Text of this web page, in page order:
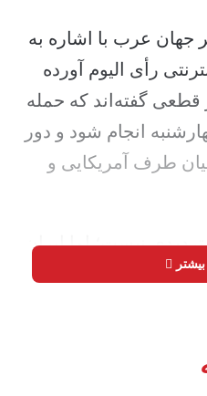
جهان عرب با اشاره به
رأی الیوم آورده
گفته‌اند که حمله
انجام شود و دور
طرف آمریکایی و
نیست؛ اما ایران
فریب نخورد و به
آمادگی‌های ایران این
برای پاسخ دردناک